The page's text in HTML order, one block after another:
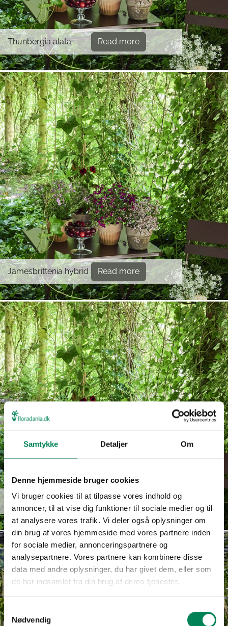
Samtykke Detaljer Om
Denne hjemmeside bruger cookies
Vi bruger cookies til at tilpasse vores indhold og
annoncer, til at vise dig funktioner til sociale medier og til
at analysere vores trafik. Vi deler også oplysninger om
din brug af vores hjemmeside med vores partnere inden
for sociale medier, annonceringspartnere og
analysepartnere. Vores partnere kan kombinere disse
data med andre oplysninger, du har givet dem, eller som
de har indsamlet fra din brug af deres tjenester.
Samtykkevalg
Nødvendig
Thunbergia alata Read more
Jamesbrittenia hybrid Read more
Euphorbia
hypericifolia
Read more